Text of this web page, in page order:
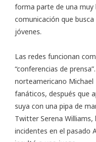
forma parte de una muy
comunicación que
jóvenes.
Las redes funcionan
“conferencias de
norteamericano Michael
fanáticos, después que
suya con una pipa de
TwitterSerena Williams,
incidentes en el pasado